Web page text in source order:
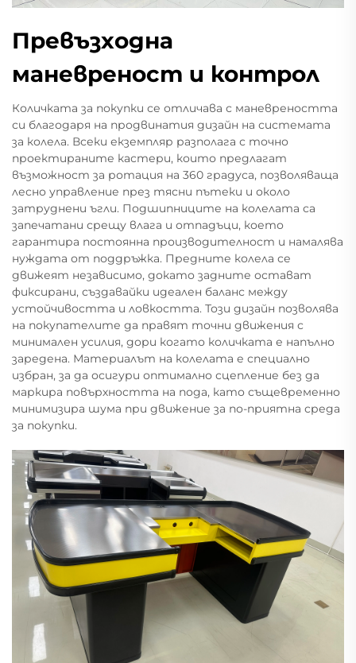
Превъзходна
маневреност и контрол
Количката за покупки се отличава с маневреността
си благодаря на продвинатия дизайн на системата
за колела. Всеки екземпляр разполага с точно
проектираните кастери, които предлагат
възможност за ротация на 360 градуса, позволяваща
лесно управление през тясни пътеки и около
затруднени ъгли. Подшипниците на колелата са
запечатани срещу влага и отпадъци, което
гарантира постоянна производителност и намалява
нуждата от поддръжка. Предните колела се
движеят независимо, докато задните остават
фиксирани, създавайки идеален баланс между
устойчивостта и ловкостта. Този дизайн позволява
на покупателите да правят точни движения с
минимален усилия, дори когато количката е напълно
заредена. Материалът на колелата е специално
избран, за да осигури оптимално сцепление без да
маркира повърхността на пода, като същевременно
минимизира шума при движение за по-приятна среда
за покупки.